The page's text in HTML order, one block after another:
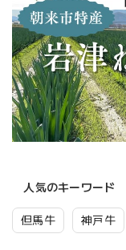
人気のキーワード
但馬牛 神戸牛